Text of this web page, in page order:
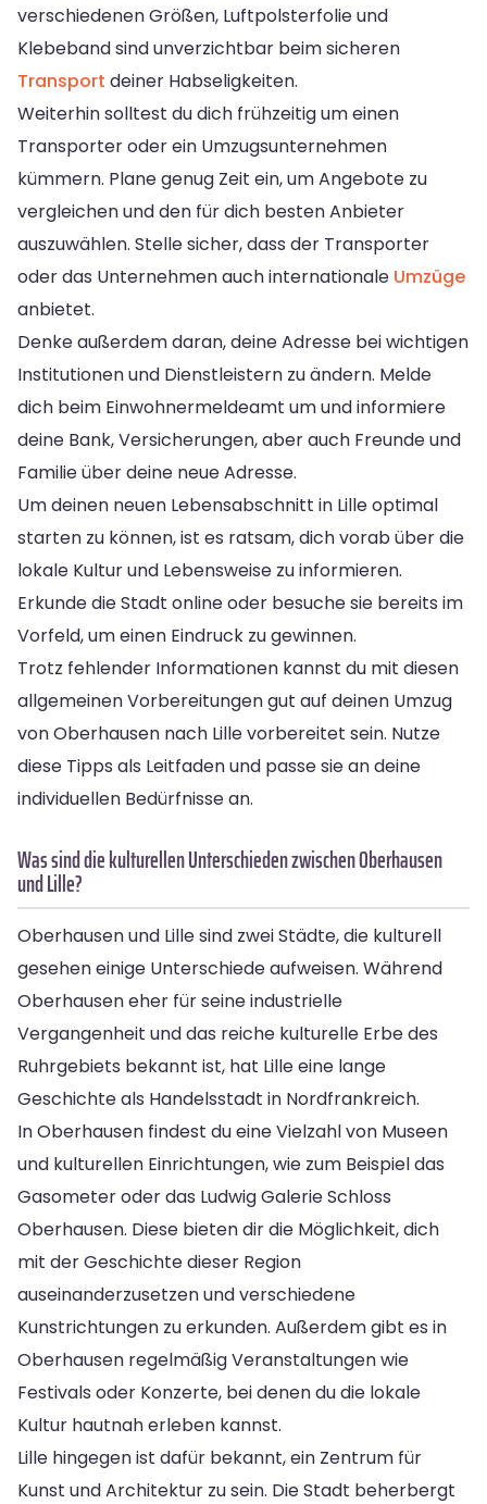
verschiedenen Größen, Luftpolsterfolie und
Klebeband sind unverzichtbar beim sicheren
Transport deiner Habseligkeiten.
Weiterhin solltest du dich frühzeitig um einen
Transporter oder ein Umzugsunternehmen
kümmern. Plane genug Zeit ein, um Angebote zu
vergleichen und den für dich besten Anbieter
auszuwählen. Stelle sicher, dass der Transporter
oder das Unternehmen auch internationale Umzüge
anbietet.
Denke außerdem daran, deine Adresse bei wichtigen
Institutionen und Dienstleistern zu ändern. Melde
dich beim Einwohnermeldeamt um und informiere
deine Bank, Versicherungen, aber auch Freunde und
Familie über deine neue Adresse.
Um deinen neuen Lebensabschnitt in Lille optimal
starten zu können, ist es ratsam, dich vorab über die
lokale Kultur und Lebensweise zu informieren.
Erkunde die Stadt online oder besuche sie bereits im
Vorfeld, um einen Eindruck zu gewinnen.
Trotz fehlender Informationen kannst du mit diesen
allgemeinen Vorbereitungen gut auf deinen Umzug
von Oberhausen nach Lille vorbereitet sein. Nutze
diese Tipps als Leitfaden und passe sie an deine
individuellen Bedürfnisse an.
Was sind die kulturellen Unterschieden zwischen Oberhausen
und Lille?
Oberhausen und Lille sind zwei Städte, die kulturell
gesehen einige Unterschiede aufweisen. Während
Oberhausen eher für seine industrielle
Vergangenheit und das reiche kulturelle Erbe des
Ruhrgebiets bekannt ist, hat Lille eine lange
Geschichte als Handelsstadt in Nordfrankreich.
In Oberhausen findest du eine Vielzahl von Museen
und kulturellen Einrichtungen, wie zum Beispiel das
Gasometer oder das Ludwig Galerie Schloss
Oberhausen. Diese bieten dir die Möglichkeit, dich
mit der Geschichte dieser Region
auseinanderzusetzen und verschiedene
Kunstrichtungen zu erkunden. Außerdem gibt es in
Oberhausen regelmäßig Veranstaltungen wie
Festivals oder Konzerte, bei denen du die lokale
Kultur hautnah erleben kannst.
Lille hingegen ist dafür bekannt, ein Zentrum für
Kunst und Architektur zu sein. Die Stadt beherbergt